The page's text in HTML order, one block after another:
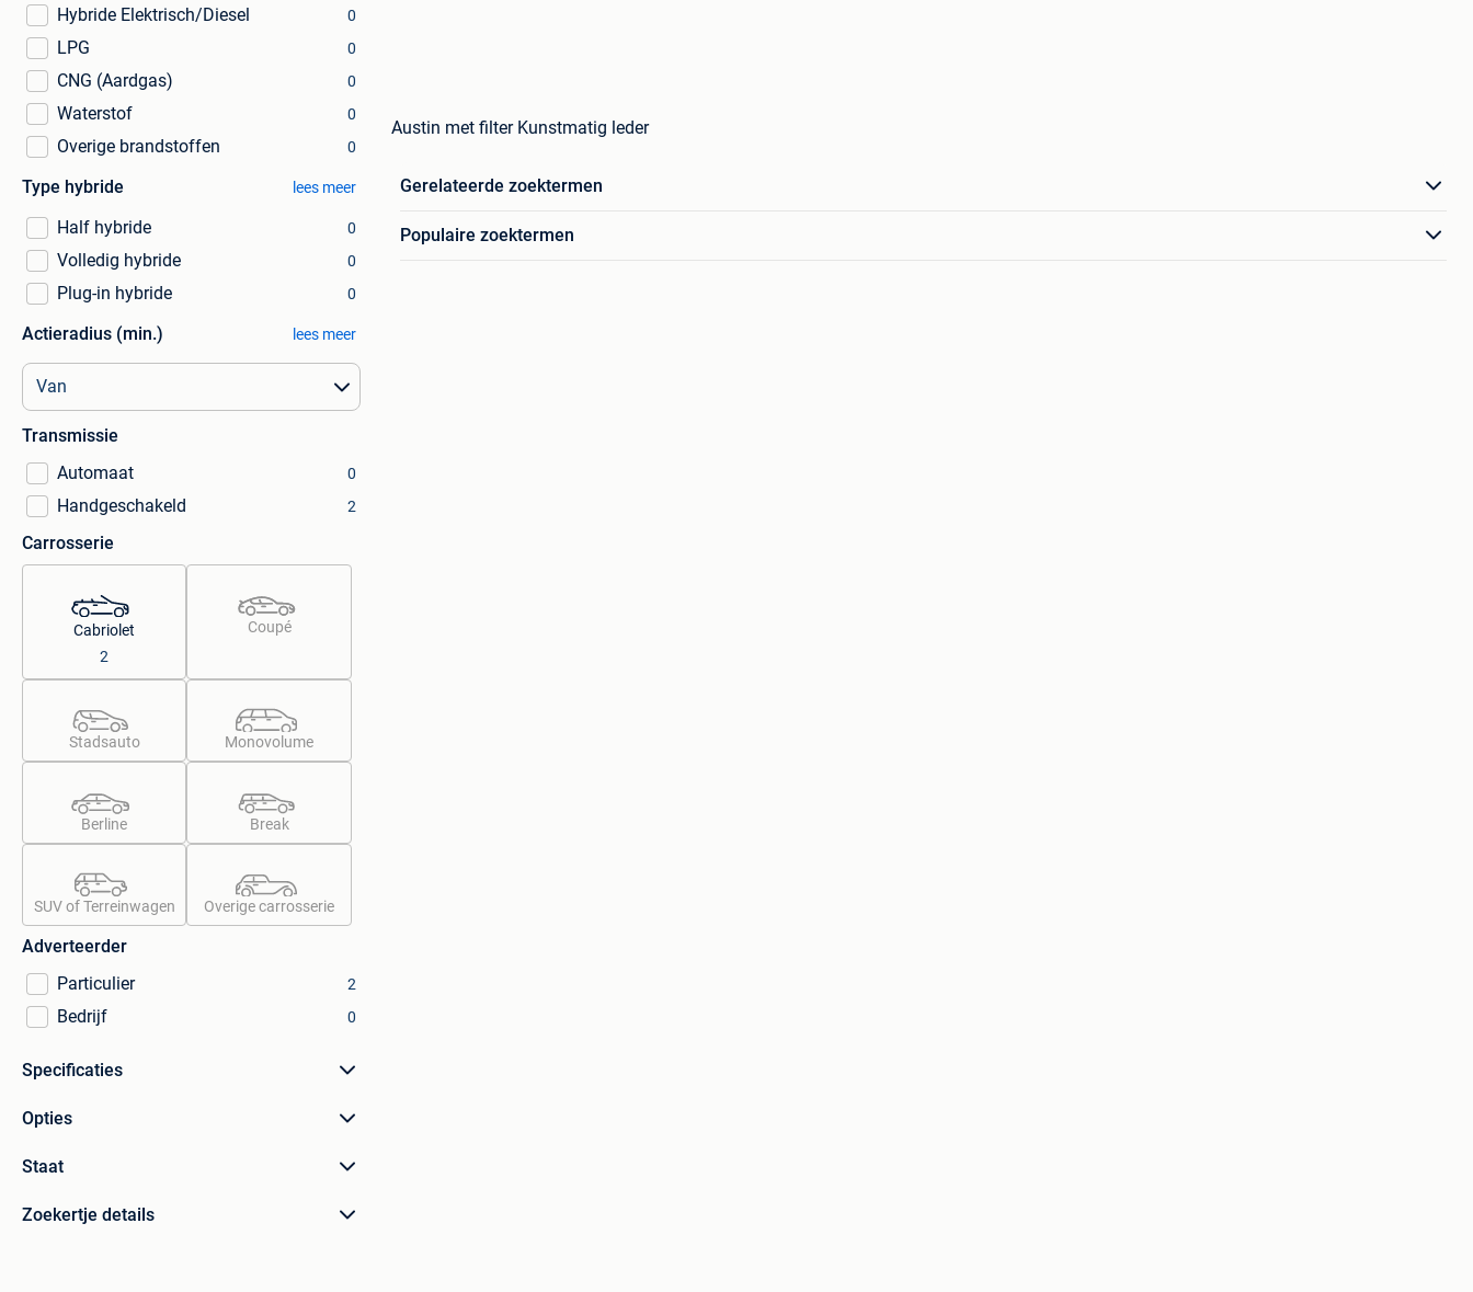
Hybride Elektrisch/Diesel 0
LPG 0
CNG (Aardgas) 0
Waterstof 0
Overige brandstoffen 0
Type hybride lees meer
Half hybride 0
Volledig hybride 0
Plug-in hybride 0
Actieradius (min.) lees meer
Transmissie
Automaat
0
Handgeschakeld 2
Carrosserie
Cabriolet
2
Coupé
Stadsauto Monovolume
Berline Break
SUV of Terreinwagen Overige carrosserie
Adverteerder
Particulier
2
Bedrijf 0
Specificaties
Opties
Staat
Zoekertje details
Austin met filter Kunstmatig leder
Gerelateerde zoektermen
Populaire zoektermen